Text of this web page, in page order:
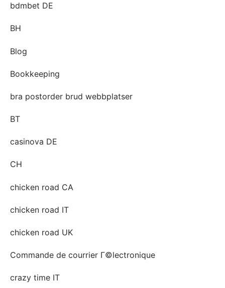
bdmbet DE
BH
Blog
Bookkeeping
bra postorder brud webbplatser
BT
casinova DE
CH
chicken road CA
chicken road IT
chicken road UK
Commande de courrier Г©lectronique
crazy time IT